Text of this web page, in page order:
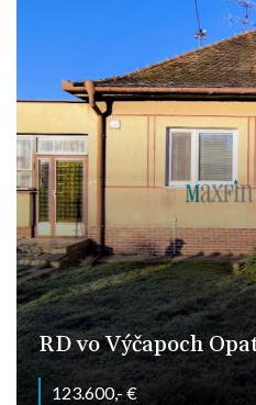
RD vo Výčapoch
123.600,- €